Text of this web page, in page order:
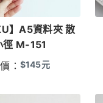
】A5資料夾 散
徑 M-151
： $145元